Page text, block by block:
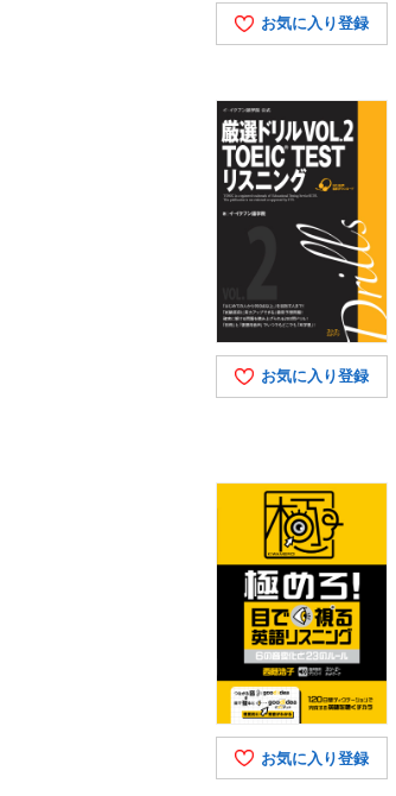
お気に入り登録
お気に入り登録
お気に入り登録